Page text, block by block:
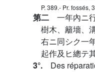
P. 389.- Pr. fossés,
第二 一年內ニ
樹木、籬墻、
右ニ同シク一
起作及ヒ總テ
3°. Des